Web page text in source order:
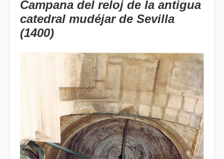
Campana del reloj de la antigua
catedral mudéjar de Sevilla
(1400)